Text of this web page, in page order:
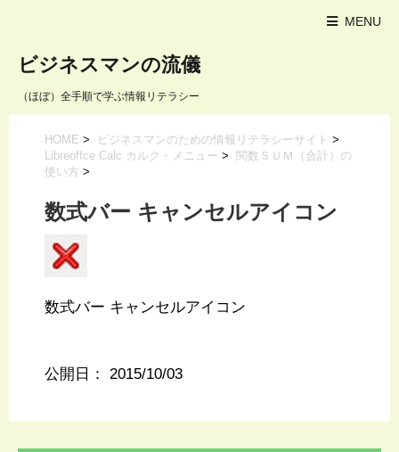
MENU
ビジネスマンの流儀
（ほぼ）全手順で学ぶ情報リテラシー
HOME > ビジネスマンのための情報リテラシーサイト >
Libreoffce Calc カルク・メニュー >
関数ＳＵＭ（合計）の
使い方 >
数式バー キャンセルアイコン
数式バー キャンセルアイコン
公開日： 2015/10/03